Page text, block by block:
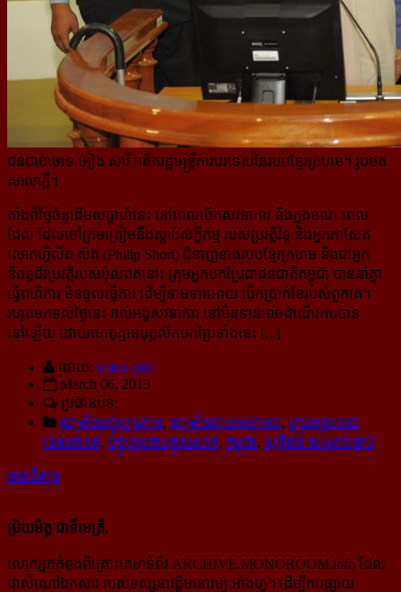
ជនជាប់ចោទ អៀង សារី អតីតរដ្ឋមន្ត្រីការបរទេសនៃរបបខ្មែរក្រហម។ រូបថត
សាលាក្ដី។
តាំងពីថ្ងៃច័ន្ទដើមសប្ដាហ៍នេះ នៅពេលបើកសវនាការ និងក្នុងខណៈពេល
ដែល ដែលចៅក្រមត្រៀមនឹងស្ដាប់សក្ខីកម្ម របស់ប្រវត្តិវិទូ និងអ្នកកាសែត​
លោកហ្វីលីព ស៊ត (Philip Short) ជំនាញខាងរបបខ្មែរក្រហម និងជាអ្នក
និពន្ធជីវប្រវត្តិ​របស់​ប៉ុលពតនោះ ក្រុមអ្នកបកប្រែជាជនជាតិកម្ពុជា បាននាំគ្នា
ធ្វើពហិការ មិនចូលធ្វើការ ដើម្បីទាមទារអោយ បើកប្រាក់ខែ​របស់ពួកគេ។
រហូតមកទល់ថ្ងៃនេះ រាល់អង្គសវនាការ នៅមិនទាន់អាចដំណើរការបាន
នៅឡើយ ដោយហេតុគ្មានបុគ្គលិក​បកប្រែទាំងនេះ [...]
ដោយ: កេសរ កូល
March 06, 2013
ប្រធានបទ:
សម្រាំងបច្ចុប្បន្នភាព, សម្រាំងជាខេមរភាសា, គ្រប់អត្ថបទជា
ខេមរភាសា, បច្ចុប្បន្នភាពក្នុងលោក, កម្ពុជា, យុត្តិធម៌ សណ្ដាប់ធ្នាប់
អានពិស្ដារ
ប្រិយមិត្ត ជាទីមេត្រី,
លោកអ្នកកំពុងពិគ្រោះគេហទំព័រ ARCHIVE.MONOROOM.info ដែល
ជាសំណៅឯកសារ របស់ទស្សនាវដ្ដីមនោរម្យ.អាំងហ្វូ។ ដើម្បីការផ្សាយ